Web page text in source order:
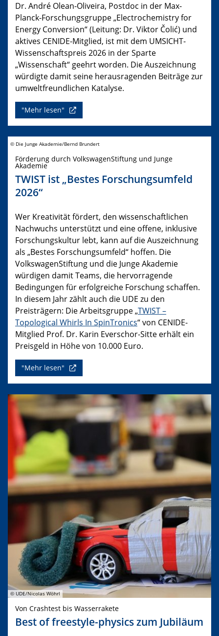
Dr. André Olean-Oliveira, Postdoc in der Max-
Planck-Forschungsgruppe „Electrochemistry for
Energy Conversion“ (Leitung: Dr. Viktor Čolić) und
aktives CENIDE-Mitglied, ist mit dem UMSICHT-
Wissenschaftspreis 2026 in der Sparte
„Wissenschaft“ geehrt worden. Die Auszeichnung
würdigte damit seine herausragenden Beiträge zur
umweltfreundlichen Katalyse.
"Mehr lesen"
© Die Junge Akademie/Bernd Brundert
Förderung durch VolkswagenStiftung und Junge
Akademie
TWIST ist „Bestes Forschungsumfeld
2026“
Wer Kreativität fördert, den wissenschaftlichen
Nachwuchs unterstützt und eine offene, inklusive
Forschungskultur lebt, kann auf die Auszeichnung
als „Bestes Forschungsumfeld“ hoffen. Die
VolkswagenStiftung und die Junge Akademie
würdigen damit Teams, die hervorragende
Bedingungen für erfolgreiche Forschung schaffen.
In diesem Jahr zählt auch die UDE zu den
Preisträgern: Die Arbeitsgruppe „TWIST –
Topological Whirls In SpinTronics“ von CENIDE-
Mitglied Prof. Dr. Karin Everschor-Sitte erhält ein
Preisgeld in Höhe von 10.000 Euro.
"Mehr lesen"
© UDE/Nicolas Wöhrl
Von Crashtest bis Wasserrakete
Best of freestyle-physics zum Jubiläum